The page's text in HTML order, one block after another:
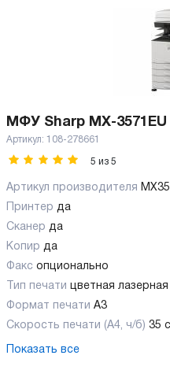
МФУ Sharp MX-3571EU
Артикул: 108-278661
5 из 5
Артикул производителя
Принтер да
Сканер да
Копир да
Факс опционально
Тип печати цветная лазерная
Формат печати A3
Скорость печати (А4, ч/б) 35
Показать все